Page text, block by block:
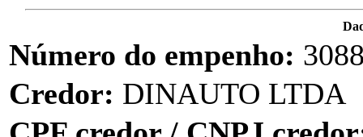
Número do empenho:
Credor: DINAUTO LTDA